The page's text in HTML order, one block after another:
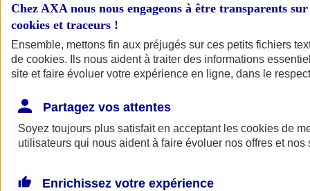
Chez AXA nous nous engageons à être transparents
cookies et traceurs !
Ensemble, mettons fin aux préjugés sur ces petits fichiers
de cookies. Ils nous aident à traiter des informations
site et faire évoluer votre expérience en ligne, dans le
Partagez vos attentes
Soyez toujours plus satisfait en acceptant les cookies de
utilisateurs qui nous aident à faire évoluer nos offres et nos
Enrichissez votre expérience